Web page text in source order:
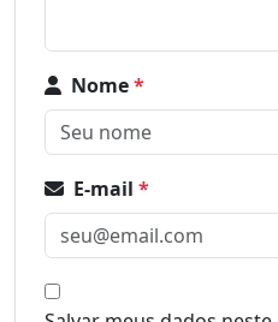
Nome*
E-mail *